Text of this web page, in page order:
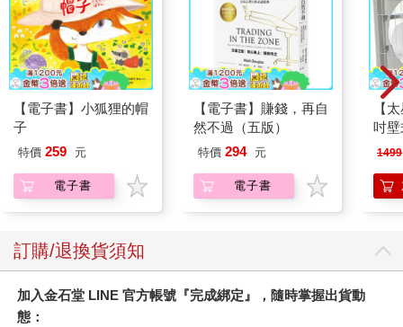
【電子書】小狐狸的帽
子
特價 259 元
電子書
【電子書】賺錢，再自
然不過（五版）
特價 294 元
電子書
【
吋
機)
1499
訂購/退換貨須知
加入金石堂 LINE 官方帳號『完成綁定』，隨時掌握出貨動
態：